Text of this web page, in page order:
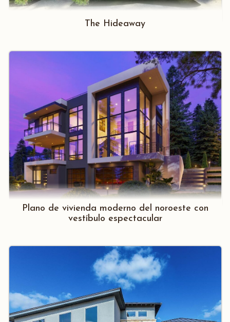
The Hideaway
Plano de vivienda moderno del noroeste con
vestíbulo espectacular